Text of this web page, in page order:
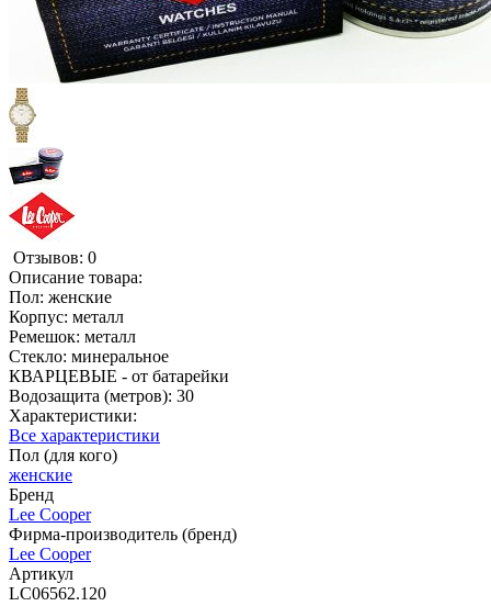
Отзывов: 0
Описание товара:
Пол: женские
Корпус: металл
Ремешок: металл
Стекло: минеральное
КВАРЦЕВЫЕ - от батарейки
Водозащита (метров): 30
Характеристики:
Все характеристики
Пол (для кого)
женские
Бренд
Lee Cooper
Фирма-производитель (бренд)
Lee Cooper
Артикул
LC06562.120